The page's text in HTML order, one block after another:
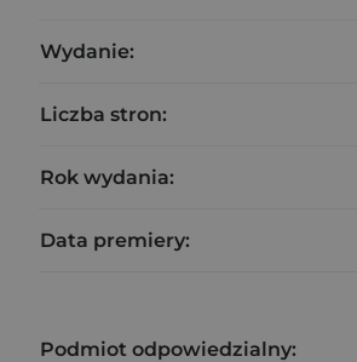
Wydanie:
Liczba stron:
Rok wydania:
Data premiery:
Podmiot odpowiedzialny: